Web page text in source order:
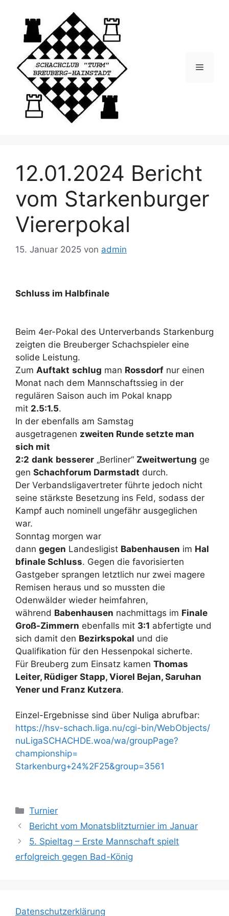
12.01.2024 Bericht
vom Starkenburger
Viererpokal
15. Januar 2025 von admin
Schluss im Halbfinale
Beim 4er-Pokal des Unterverbands Starkenburg
zeigten die Breuberger Schachspieler eine
solide Leistung.
Zum Auftakt schlug man Rossdorf nur einen
Monat nach dem Mannschaftssieg in der
regulären Saison auch im Pokal knapp
mit 2.5:1.5.
In der ebenfalls am Samstag
ausgetragenen zweiten Runde setzte man
sich mit
2:2 dank besserer „Berliner“ Zweitwertung ge
gen Schachforum Darmstadt durch.
Der Verbandsligavertreter führte jedoch nicht
seine stärkste Besetzung ins Feld, sodass der
Kampf auch nominell ungefähr ausgeglichen
war.
Sonntag morgen war
dann gegen Landesligist Babenhausen im Hal
bfinale Schluss. Gegen die favorisierten
Gastgeber sprangen letztlich nur zwei magere
Remisen heraus und so mussten die
Odenwälder wieder heimfahren,
während Babenhausen nachmittags im Finale
Groß-Zimmern ebenfalls mit 3:1 abfertigte und
sich damit den Bezirkspokal und die
Qualifikation für den Hessenpokal sicherte.
Für Breuberg zum Einsatz kamen Thomas
Leiter, Rüdiger Stapp, Viorel Bejan, Saruhan
Yener und Franz Kutzera.
Einzel-Ergebnisse sind über Nuliga abrufbar:
https://hsv-schach.liga.nu/cgi-bin/WebObjects/
nuLigaSCHACHDE.woa/wa/groupPage?
championship=
Starkenburg+24%2F25&group=3561
Turnier
Bericht vom Monatsblitzturnier im Januar
5. Spieltag – Erste Mannschaft spielt
erfolgreich gegen Bad-König
Datenschutzerklärung